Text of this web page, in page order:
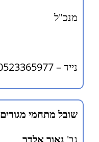
מנכ"ל
נייד – 0523365977
שובל מתחמי מגורים
גב' נאור אלדר